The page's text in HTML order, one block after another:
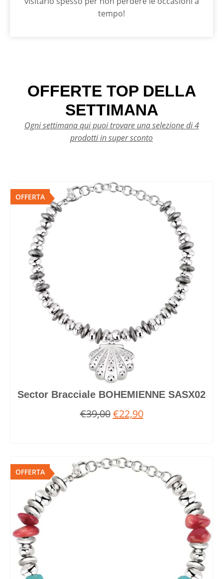
tempo!
OFFERTE TOP DELLA
SETTIMANA
Ogni settimana qui puoi trovare una selezione di 4
prodotti in super sconto
OFFERTA
Sector Bracciale BOHEMIENNE SASX02
€39,00 €22,90
OFFERTA